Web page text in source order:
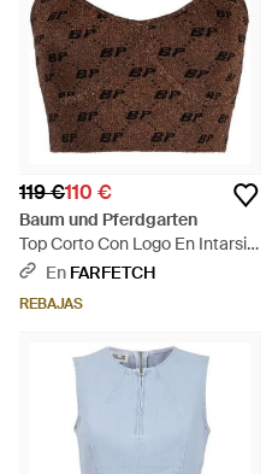
119 €110 €
Baum und Pferdgarten
Top Corto Con Logo En Intarsia
- Marrón
En FARFETCH
REBAJAS